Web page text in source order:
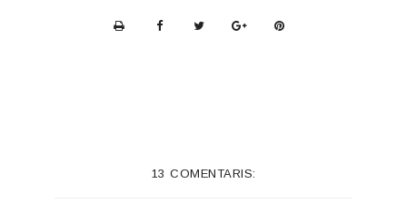
13 COMENTARIS: